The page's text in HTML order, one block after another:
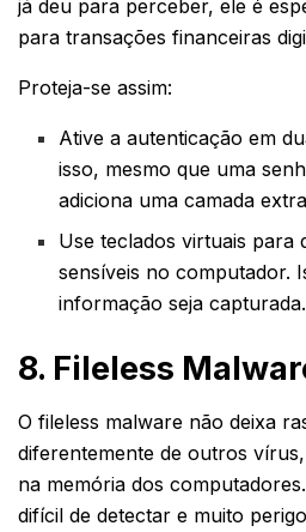
já deu para perceber, ele é
para transações financeiras
Proteja-se assim:
Ative a autenticação em
isso, mesmo que uma
adiciona uma camada
Use teclados virtuais para
sensíveis no computador.
informação seja capturada.
8. Fileless
O fileless malware não deixa
diferentemente de outros
na memória dos
difícil de detectar e muito